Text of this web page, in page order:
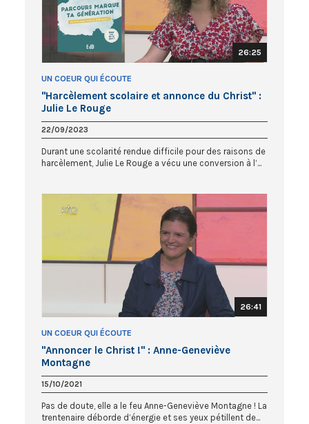
26:25
UN COEUR QUI ÉCOUTE
"Harcèlement scolaire et annonce du Christ" :
Julie Le Rouge
22/09/2023
Durant une scolarité rendue difficile pour des raisons de
harcèlement, Julie Le Rouge a vécu une conversion à l’...
26:41
UN COEUR QUI ÉCOUTE
"Annoncer le Christ !" : Anne-Geneviève
Montagne
15/10/2021
Pas de doute, elle a le feu Anne-Geneviève Montagne ! La
trentenaire déborde d’énergie et ses yeux pétillent de...